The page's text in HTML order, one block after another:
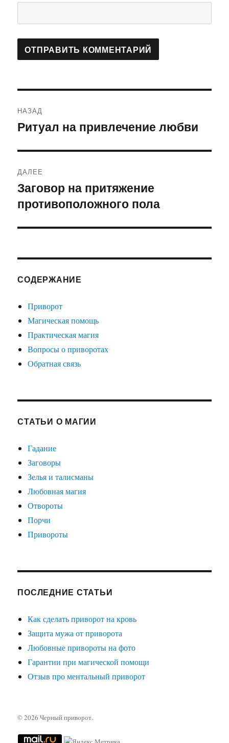
по
НАЗАД
Предыдущая
Ритуал на привлечение любви
ДАЛЕЕ
Следующая
запись:
Заговор на притяжение
противоположного пола
СОДЕРЖАНИЕ
Приворот
Магическая помощь
Практическая магия
Вопросы о приворотах
Обратная связь
СТАТЬИ О МАГИИ
Гадание
Заговоры
Зелья и талисманы
Любовная магия
Отвороты
Порчи
Привороты
ПОСЛЕДНИЕ СТАТЬИ
Как сделать приворот на кровь
Защита мужа от приворота
Любовные привороты на фото
Гарантии при магической помощи
Отзыв про ментальный приворот
© 2026Черный приворот.